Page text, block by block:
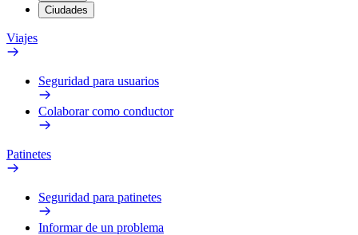
Ciudades
Viajes
Seguridad para usuarios
Colaborar como conductor
Patinetes
Seguridad para patinetes
Informar de un problema